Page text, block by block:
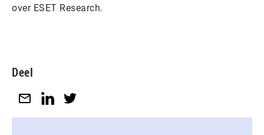
over ESET Research.
Deel